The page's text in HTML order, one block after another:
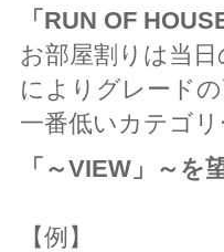
「RUN OF
お部屋割りは当
によりグレード
一番低いカテゴ
「～VIEW」～を
【例】